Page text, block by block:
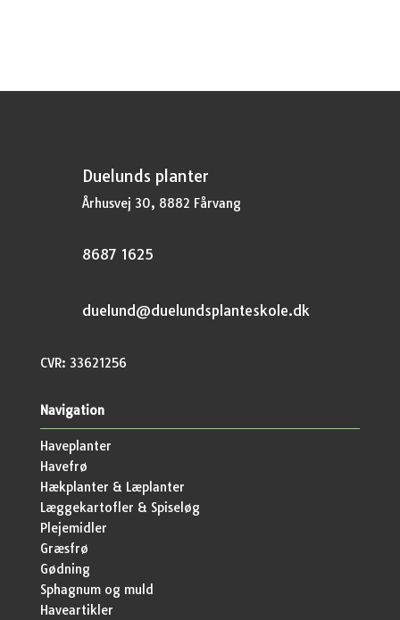
Duelunds planter
Århusvej 30, 8882 Fårvang
8687 1625
duelund@duelundsplanteskole.dk
CVR: 33621256
Navigation
Haveplanter
Havefrø
Hækplanter & Læplanter
Læggekartofler & Spiseløg
Plejemidler
Græsfrø
Gødning
Sphagnum og muld
Haveartikler